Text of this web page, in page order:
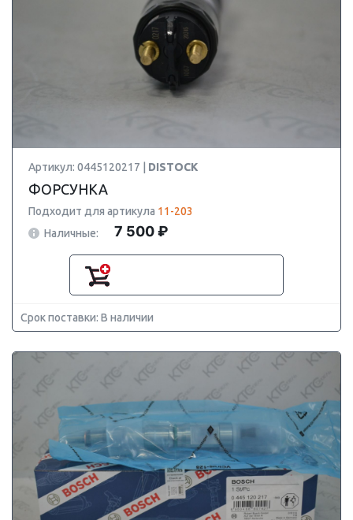
Артикул: 0445120217 | DISTOCK
ФОРСУНКА
Подходит для артикула 11-203
Наличные:
7 500 ₽
Срок поставки: В наличии